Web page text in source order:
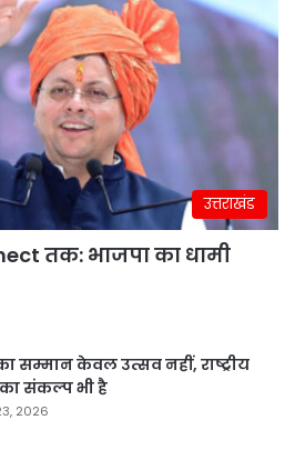
उत्तराखंड
तक: भाजपा का धामी
सम्मान केवल उत्सव नहीं, राष्ट्रीय
संकल्प भी है
2026